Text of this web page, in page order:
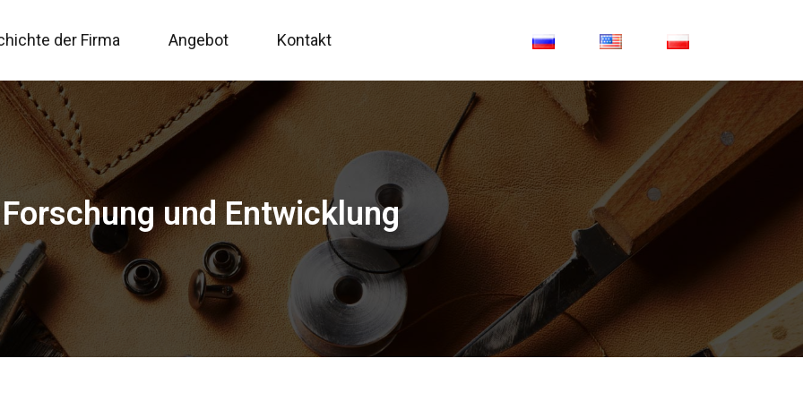
der Firma Angebot Kontakt
Forschung und Entwicklung